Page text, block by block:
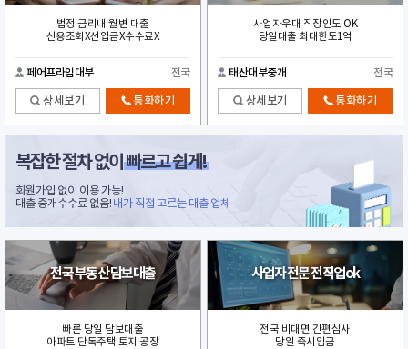
법정 금리내 월변 대출
신용조회X선입금X수수료X
페어프라임대부 전국
상세보기 통화하기
사업자우대 직장인도 OK
당일대출 최대한도1억
태산대부중개 전국
상세보기 통화하기
복잡한 절차 없이빠르고 쉽게!
회원가입 없이 이용 가능!
대출 중개수수료 없음! 내가 직접 고르는 대출 업체
전국 부동산 담보대출
빠른 당일 담보대출
아파트 단독주택 토지 공장
사업자 전문 전직업ok
전국 비대면 간편심사
당일 즉시입금